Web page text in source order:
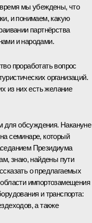
мы убеждены, что
и понимаем, какую
партнёрства
и народами.
проработать вопрос
организаций.
из них есть желание
для обсуждения. Накануне
семинаре, который
Президиума
знаю, найдены пути
о предлагаемых
импортозамещения
и транспорта:
а также